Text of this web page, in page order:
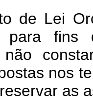
de Lei
para fins
não
nos
as